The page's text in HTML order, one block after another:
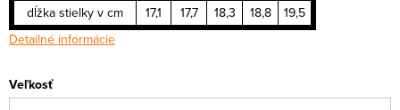
dĺžka stielky v cm
17,1 17,7 18,3 18,8
19,5
Detailné informácie
Veľkosť